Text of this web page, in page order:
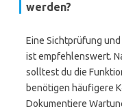
werden?
Eine Sichtprüfung
ist empfehlenswert.
solltest du die
benötigen häufigere
Dokumentiere